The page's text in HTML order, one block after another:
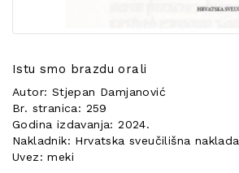
Istu smo brazdu orali
Autor: Stjepan Damjanović
Br. stranica: 259
Godina izdavanja: 2024.
Nakladnik: Hrvatska sveučilišna naklada
Uvez: meki